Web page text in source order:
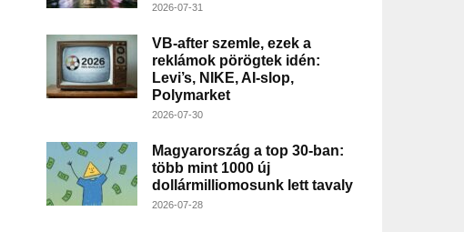
2026-07-31
VB-after szemle, ezek a
reklámok pörögtek idén:
Levi’s, NIKE, AI-slop,
Polymarket
2026-07-30
Magyarország a top 30-ban:
több mint 1000 új
dollármilliomosunk lett tavaly
2026-07-28